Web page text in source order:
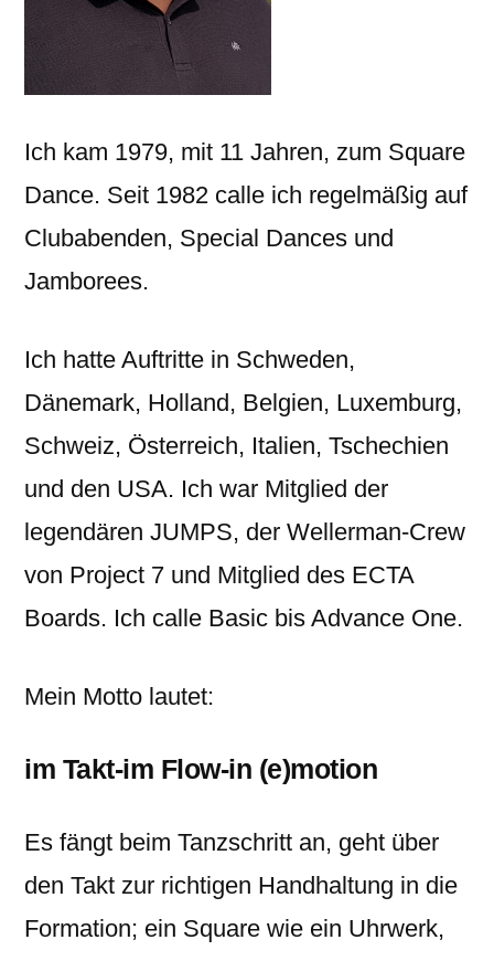
Ich kam 1979, mit 11 Jahren, zum Square
Dance. Seit 1982 calle ich regelmäßig auf
Clubabenden, Special Dances und
Jamborees.
Ich hatte Auftritte in Schweden,
Dänemark, Holland, Belgien, Luxemburg,
Schweiz, Österreich, Italien, Tschechien
und den USA. Ich war Mitglied der
legendären JUMPS, der Wellerman-Crew
von Project 7 und Mitglied des ECTA
Boards. Ich calle Basic bis Advance One.
Mein Motto lautet:
im Takt-im Flow-in (e)motion
Es fängt beim Tanzschritt an, geht über
den Takt zur richtigen Handhaltung in die
Formation; ein Square wie ein Uhrwerk,